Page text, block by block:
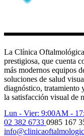
La Clínica
prestigiosa, que cuenta
más modernos equipos
soluciones de salud
diagnóstico, tratamiento
la satisfacción visual de
Lun - Vier: 9:00AM -
02 382 6733 0985 167